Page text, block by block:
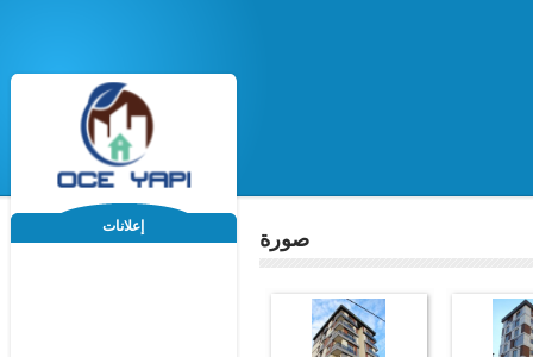
إعلانات
صورة